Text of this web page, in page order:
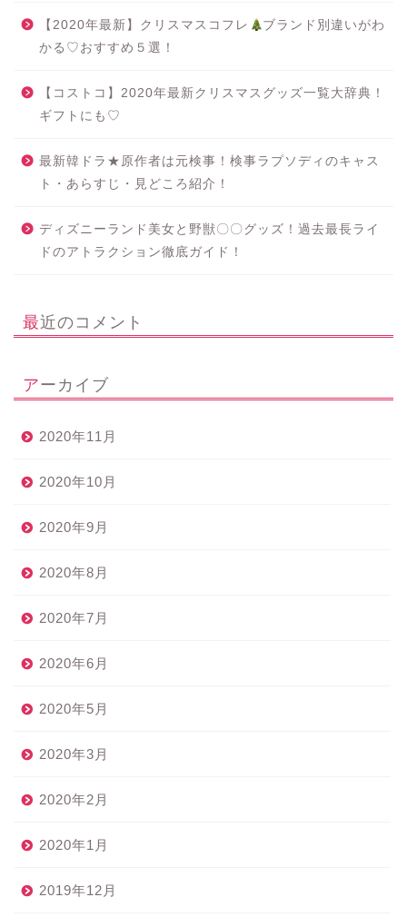
【2020年最新】クリスマスコフレ
ブランド別違いがわ
かる♡おすすめ５選！
【コストコ】2020年最新クリスマスグッズ一覧大辞典！
ギフトにも♡
最新韓ドラ★原作者は元検事！検事ラプソディのキャス
ト・あらすじ・見どころ紹介！
ディズニーランド美女と野獣〇〇グッズ！過去最長ライ
ドのアトラクション徹底ガイド！
最近のコメント
アーカイブ
2020年11月
2020年10月
2020年9月
2020年8月
2020年7月
2020年6月
2020年5月
2020年3月
2020年2月
2020年1月
2019年12月